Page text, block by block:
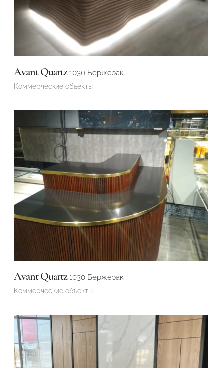
Avant Quartz1030 Бержерак
Коммерческие объекты
Avant Quartz1030 Бержерак
Коммерческие объекты